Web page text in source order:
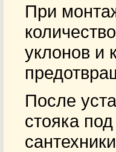
При
уклонов и
После
стояка
сантехники